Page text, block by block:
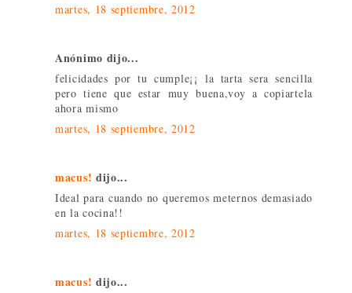
martes, 18 septiembre, 2012
Anónimo dijo...
felicidades por tu cumple¡¡ la tarta sera sencilla
pero tiene que estar muy buena,voy a copiartela
ahora mismo
martes, 18 septiembre, 2012
macus! dijo...
Ideal para cuando no queremos meternos demasiado
en la cocina!!
martes, 18 septiembre, 2012
macus! dijo...